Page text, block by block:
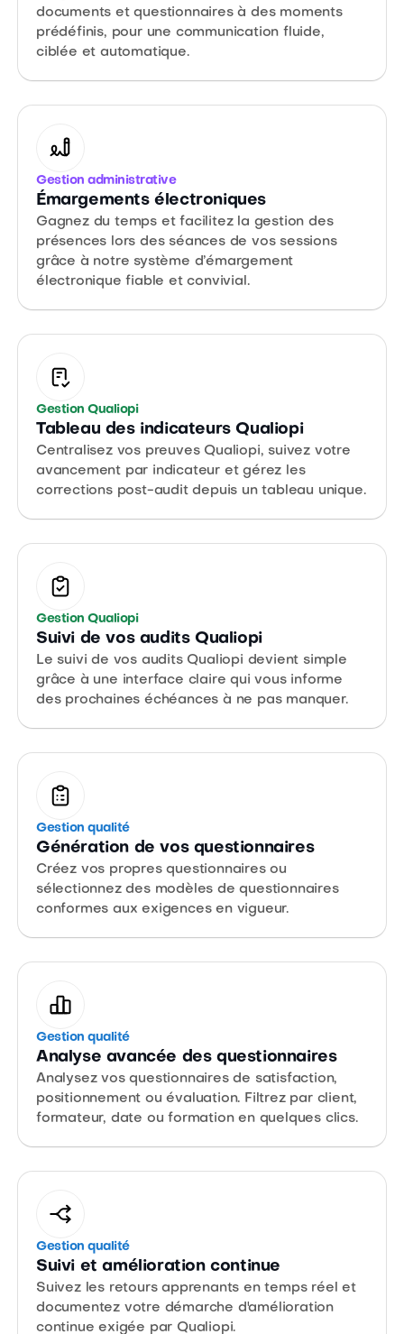
documents et questionnaires à des moments
prédéfinis, pour une communication fluide,
ciblée et automatique.
Gestion administrative
Émargements électroniques
Gagnez du temps et facilitez la gestion des
présences lors des séances de vos sessions
grâce à notre système d’émargement
électronique fiable et convivial.
Gestion Qualiopi
Tableau des indicateurs Qualiopi
Centralisez vos preuves Qualiopi, suivez votre
avancement par indicateur et gérez les
corrections post-audit depuis un tableau unique.
Gestion Qualiopi
Suivi de vos audits Qualiopi
Le suivi de vos audits Qualiopi devient simple
grâce à une interface claire qui vous informe
des prochaines échéances à ne pas manquer.
Gestion qualité
Génération de vos questionnaires
Créez vos propres questionnaires ou
sélectionnez des modèles de questionnaires
conformes aux exigences en vigueur.
Gestion qualité
Analyse avancée des questionnaires
Analysez vos questionnaires de satisfaction,
positionnement ou évaluation. Filtrez par client,
formateur, date ou formation en quelques clics.
Gestion qualité
Suivi et amélioration continue
Suivez les retours apprenants en temps réel et
documentez votre démarche d'amélioration
continue exigée par Qualiopi.